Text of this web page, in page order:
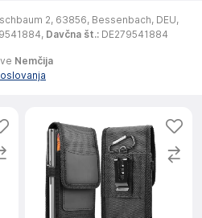
2, 63856, Bessenbach, DEU,
Davčna št.: DE279541884
Nemčija